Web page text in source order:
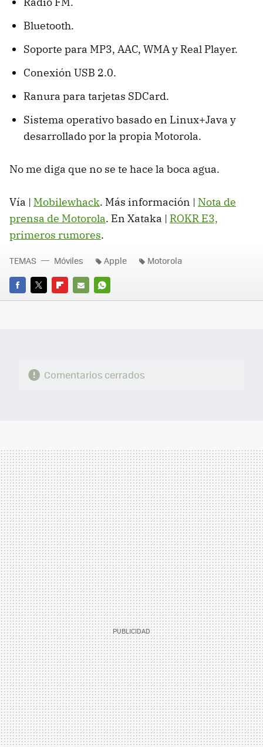
Bluetooth.
Soporte para MP3, AAC, WMA y Real Player.
Conexión USB 2.0.
Ranura para tarjetas SDCard.
Sistema operativo basado en Linux+Java y
desarrollado por la propia Motorola.
No me diga que no se te hace la boca agua.
Vía | Mobilewhack. Más información | Nota de
prensa de Motorola. En Xataka | ROKR E3,
primeros rumores.
FACEBOOK
TWITTERFLIPBOARD
E-
WHATSAPP
TEMAS Móviles Apple Motorola
Comentarios cerrados